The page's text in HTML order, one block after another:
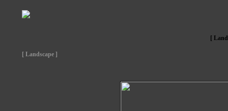
[
[ Landscape ]